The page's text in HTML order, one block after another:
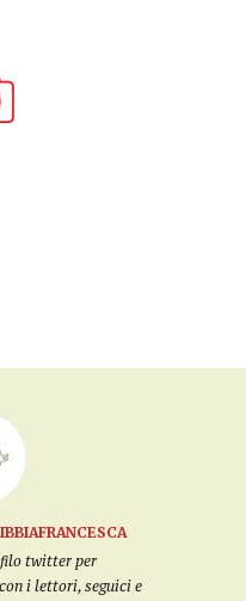
twitter per
i lettori, seguici e